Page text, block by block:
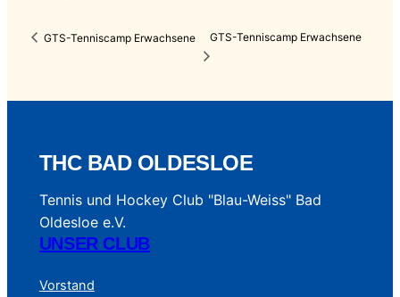
GTS-Tenniscamp Erwachsene GTS-Tenniscamp Erwachsene
THC BAD OLDESLOE
Tennis und Hockey Club "Blau-Weiss" Bad
Oldesloe e.V.
UNSER CLUB
Vorstand